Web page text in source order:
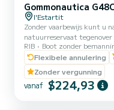
Gommonautica
l'Estartit
Zonder vaarbewijs kunt u
natuurreservaat
noorden, op 3 km van de
Zeilen is overdag Wat betreft de prijs zijn BTW, aanmeren in de
basishaven en uitgebreide
NIET inbegrepen
RIB Boot zonder
Flexibele annulering
Zonder vergunning
vanaf $224,93